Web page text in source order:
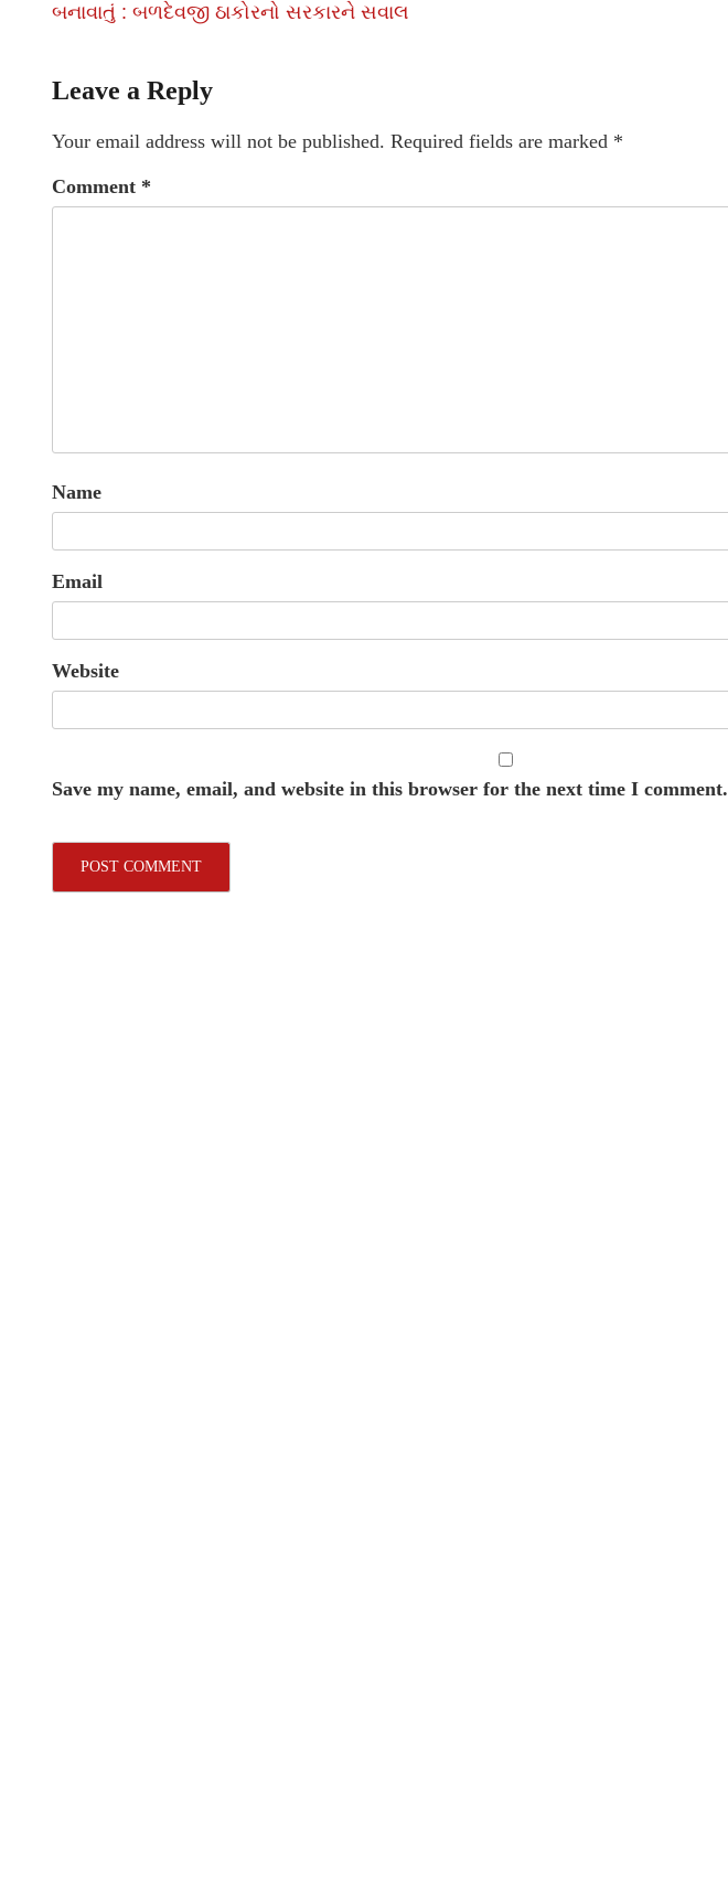
બનાવાતું : બળદેવજી ઠાકોરનો સરકારને સવાલ
Leave a Reply
Your email address will not be published. Required fields are marked *
Comment *
Name
Email
Website
Save my name, email, and website in this browser for the next time I comment.